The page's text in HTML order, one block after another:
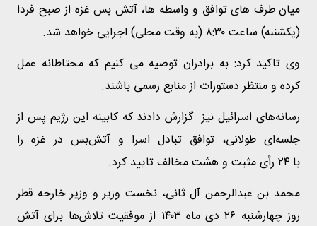
میان طرف های توافق و واسطه ها، آتش بس غزه از صبح فردا
(یکشنبه) ساعت ۸:۳۰ (به وقت محلی) اجرایی خواهد شد.
وی تاکید کرد: به برادران توصیه می کنیم که محتاطانه عمل
کرده و منتظر دستورات از منابع رسمی باشند.
رسانه‌های اسرائیل نیز گزارش دادند که کابینه این رژیم پس از
جلسه‌ای طولانی، توافق تبادل اسرا و آتش‌بس در غزه را
با ۲۴ رأی مثبت و هشت مخالف تایید کرد.
محمد بن عبدالرحمن آل ثانی، نخست وزیر و وزیر خارجه قطر
روز چهارشنبه ۲۶ دی ماه ۱۴۰۳ از موفقیت تلاش‌ها برای آتش